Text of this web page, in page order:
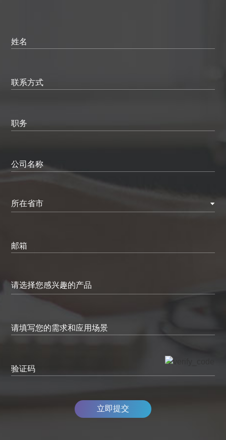
姓名
联系方式
职务
公司名称
所在省市
邮箱
请填写您的需求和应用场景
验证码
立即提交